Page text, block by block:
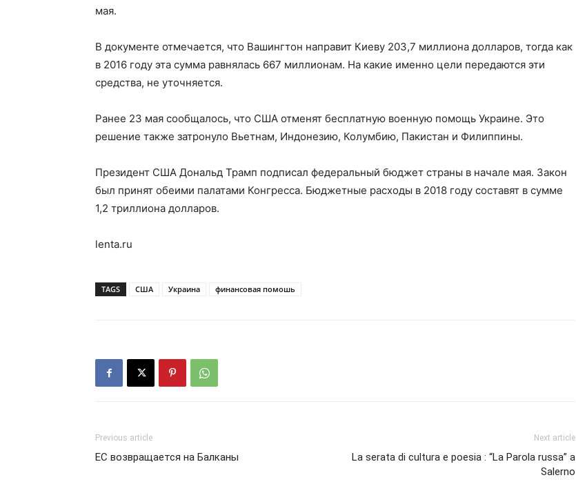
мая.
В документе отмечается, что Вашингтон направит Киеву 203,7 миллиона долларов, тогда как
в 2016 году эта сумма равнялась 667 миллионам. На какие именно цели передаются эти
средства, не уточняется.
Ранее 23 мая сообщалось, что США отменят бесплатную военную помощь Украине. Это
решение также затронуло Вьетнам, Индонезию, Колумбию, Пакистан и Филиппины.
Президент США Дональд Трамп подписал федеральный бюджет страны в начале мая. Закон
был принят обеими палатами Конгресса. Бюджетные расходы в 2018 году составят в сумме
1,2 триллиона долларов.
lenta.ru
TAGS США Украина финансовая помошь
Previous article
ЕС возвращается на Балканы
Next article
La serata di cultura e poesia : “La Parola russa” a
Salerno